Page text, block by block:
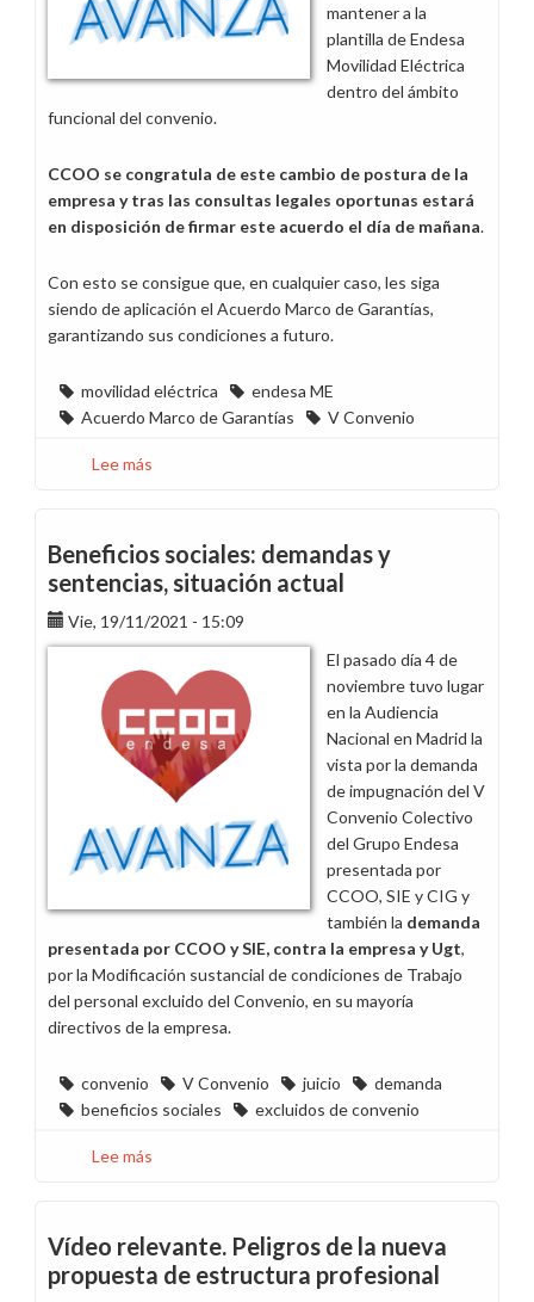
mantener a la
plantilla de Endesa
Movilidad Eléctrica
dentro del ámbito
funcional del convenio.
CCOO se congratula de este cambio de postura de la
empresa y tras las consultas legales oportunas estará
en disposición de firmar este acuerdo el día de mañana.
Con esto se consigue que, en cualquier caso, les siga
siendo de aplicación el Acuerdo Marco de Garantías,
garantizando sus condiciones a futuro.
movilidad eléctrica
endesa ME
Acuerdo Marco de Garantías
V Convenio
Lee más
Endesa
Movilidad
Eléctrica
quedará
dentro
del
ámbito
funcional
de
convenio
Beneficios sociales: demandas y
sentencias, situación actual
Vie, 19/11/2021 - 15:09
El pasado día 4 de
noviembre tuvo lugar
en la Audiencia
Nacional en Madrid la
vista por la demanda
de impugnación del V
Convenio Colectivo
del Grupo Endesa
presentada por
CCOO, SIE y CIG y
también la demanda
presentada por CCOO y SIE, contra la empresa y Ugt,
por la Modificación sustancial de condiciones de Trabajo
del personal excluido del Convenio, en su mayoría
directivos de la empresa.
convenio V Convenio juicio
demanda
beneficios sociales
excluidos de convenio
Lee más
demandas
y
sentencias,
Vídeo relevante. Peligros de la nueva
propuesta de estructura profesional